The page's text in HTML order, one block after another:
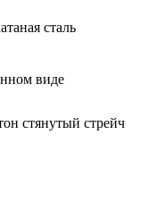
сталь
виде
стянутый стрейч